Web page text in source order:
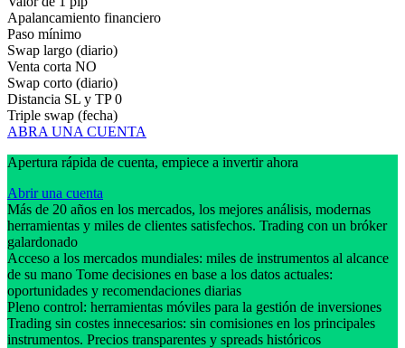
Apalancamiento financiero
Paso mínimo
Swap largo (diario)
Venta corta NO
Swap corto (diario)
Distancia SL y TP 0
Triple swap (fecha)
ABRA UNA CUENTA
Apertura rápida de cuenta, empiece a invertir ahora
Abrir una cuenta
Más de 20 años en los mercados, los mejores análisis, modernas
herramientas y miles de clientes satisfechos. Trading con un bróker
galardonado
Acceso a los mercados mundiales: miles de instrumentos al alcance
de su mano Tome decisiones en base a los datos actuales:
oportunidades y recomendaciones diarias
Pleno control: herramientas móviles para la gestión de inversiones
Trading sin costes innecesarios: sin comisiones en los principales
instrumentos. Precios transparentes y spreads históricos